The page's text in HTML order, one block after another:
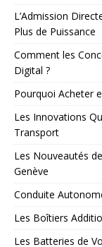
L’Admission
Plus de Puissance
Comment les
Digital ?
Pourquoi Acheter
Les Innovations
Transport
Les Nouveautés
Genève
Conduite
Les Boîtiers
Les Batteries de